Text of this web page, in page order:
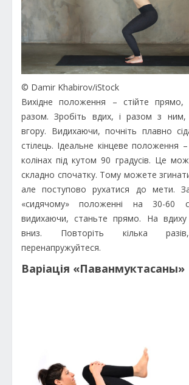
© Damir Khabirov/iStock
Вихідне положення – стійте прямо,
разом. Зробіть вдих, і разом з ним,
вгору. Видихаючи, почніть плавно
стілець. Ідеальне кінцеве положення –
колінах під кутом 90 градусів. Це
складно спочатку. Тому можете
але поступово рухатися до мети.
«сидячому» положенні на 30-60
видихаючи, станьте прямо. На вдиху
вниз. Повторіть кілька
перенапружуйтеся.
Варіація «Паванмуктасаны»